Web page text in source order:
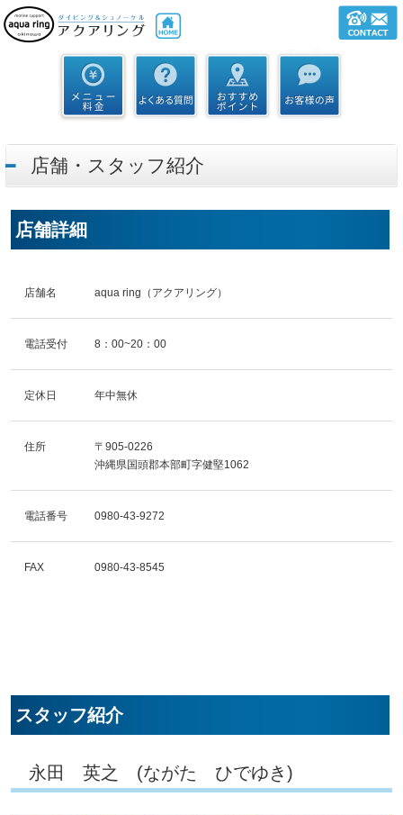
店舗・スタッフ紹介
店舗詳細
店舗名 aqua ring（アクアリング）
電話受付 8：00~20：00
定休日 年中無休
住所
〒905-0226
沖縄県国頭郡本部町字健堅1062
電話番号 0980-43-9272
FAX 0980-43-8545
スタッフ紹介
永田 英之 (ながた ひでゆき)